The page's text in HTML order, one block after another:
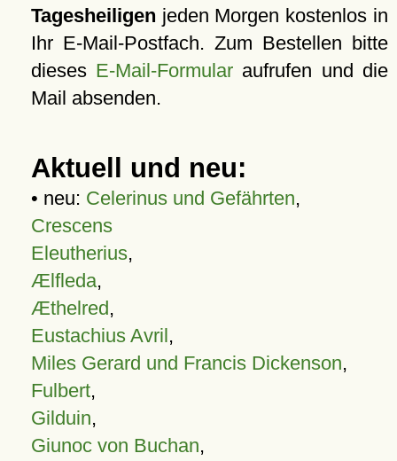
Tagesheiligen jeden Morgen kostenlos in
Ihr E-Mail-Postfach. Zum Bestellen bitte
dieses E-Mail-Formular aufrufen und die
Mail absenden.
Aktuell und neu:
• neu: Celerinus und Gefährten,
Crescens
Eleutherius,
Ælfleda,
Æthelred,
Eustachius Avril,
Miles Gerard und Francis Dickenson,
Fulbert,
Gilduin,
Giunoc von Buchan,